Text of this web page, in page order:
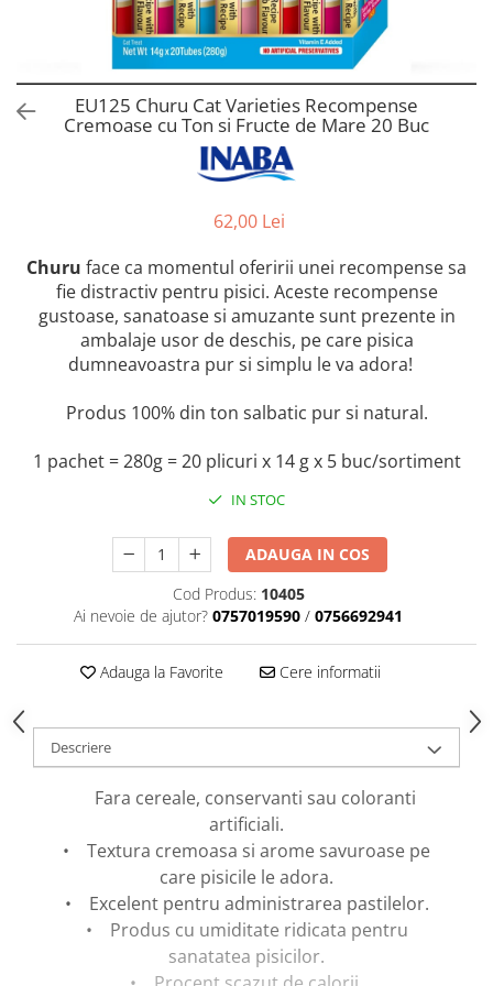
Hrana umeda
Recompense caini
Castroane si Dozatoare
Culcusuri
Custi si Genti de Transport
Diete veterinare
Hainute
Lemne si coarne de cerb sau
Produse Igiena si Ingrijire
Suplimente
EU125 Churu Cat Varieties Recompense
Cremoase cu Ton si Fructe de Mare 20 Buc
62,00 Lei
Churu face ca momentul oferirii unei recompense sa
fie distractiv pentru pisici. Aceste recompense
gustoase, sanatoase si amuzante sunt prezente in
ambalaje usor de deschis, pe care pisica
dumneavoastra pur si simplu le va adora!
Produs 100% din ton salbatic pur si natural.
1 pachet = 280g = 20 plicuri x 14 g x 5 buc/sortiment
IN STOC
ADAUGA IN COS
Cod Produs: 10405
Ai nevoie de ajutor? 0757019590 / 0756692941
Adauga la Favorite Cere informatii
Descriere
Fara cereale, conservanti sau coloranti
artificiali.
• Textura cremoasa si arome savuroase pe
care pisicile le adora.
• Excelent pentru administrarea pastilelor.
• Produs cu umiditate ridicata pentru
sanatatea pisicilor.